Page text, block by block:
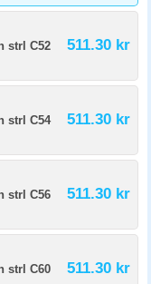
strl C52 511.30 kr
strl C54 511.30 kr
strl C56 511.30 kr
strl C60 511.30 kr